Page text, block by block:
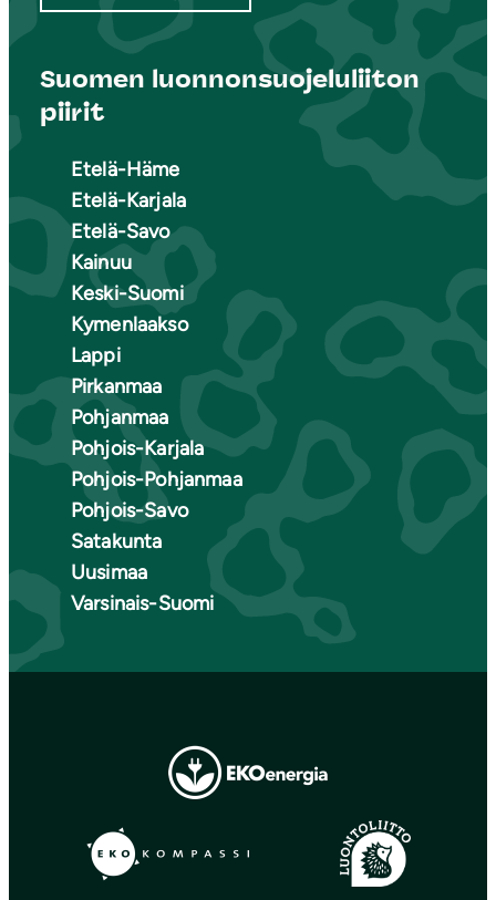
Suomen luonnonsuojeluliiton
piirit
Etelä-Häme
Etelä-Karjala
Etelä-Savo
Kainuu
Keski-Suomi
Kymenlaakso
Lappi
Pirkanmaa
Pohjanmaa
Pohjois-Karjala
Pohjois-Pohjanmaa
Pohjois-Savo
Satakunta
Uusimaa
Varsinais-Suomi